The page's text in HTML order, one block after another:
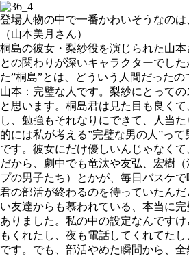
登場人物の中で一番かわいそうなのは
（山本美月さん）
桐島の彼女・梨紗役を演じられた山
との関わりが深いキャラクターでし
た”桐島”とは、どういう人間だったの
山本：完璧な人です。梨紗にとって
と思います。桐島君は見た目も良く
し、勉強もそれなりにできて、人当
的には私が考える”完璧な男の人”っ
です。彼女にだけ優しいんじゃなくて
だから、劇中でも竜汰や友弘、宏樹
プの男子たち）とかが、毎日バスケ
君の部活が終わるのを待っていたん
い友達からも慕われている、本当に
ありました。私の中の設定なんです
もくれたし、夜も電話してくれてた
です。でも、部活やめた瞬間から、全